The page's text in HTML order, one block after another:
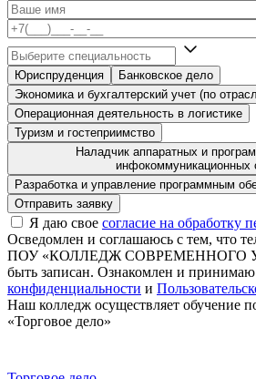
Юриспруденция
Банковское дело
Экономика и бухгалтерский учет (по
Операционная деятельность в логистике
Туризм и гостеприимство
Наладчик аппаратных и программных
инфокоммуникационных
Разработка и управление программным
Я даю свое согласие на обработку
Осведомлен и соглашаюсь с тем, что
ПОУ «КОЛЛЕДЖ СОВРЕМЕННОГО
быть записан. Ознакомлен и принимаю
конфиденциальности и
Наш колледж осуществляет обучение
«Торговое дело»